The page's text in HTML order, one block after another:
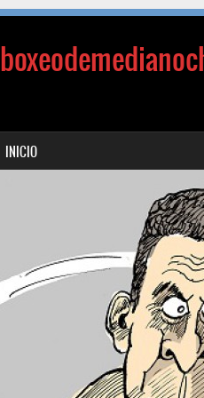
AL CONTENIDO
INICIO